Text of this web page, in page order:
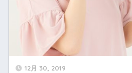
12月 30, 2019